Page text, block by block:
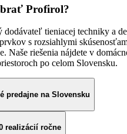
Profirol?
dodávateľ tieniacej techniky a
s rozsiahlymi
Naše riešenia nájdete v
po celom Slovensku.
predajne na Slovensku
realizácií ročne